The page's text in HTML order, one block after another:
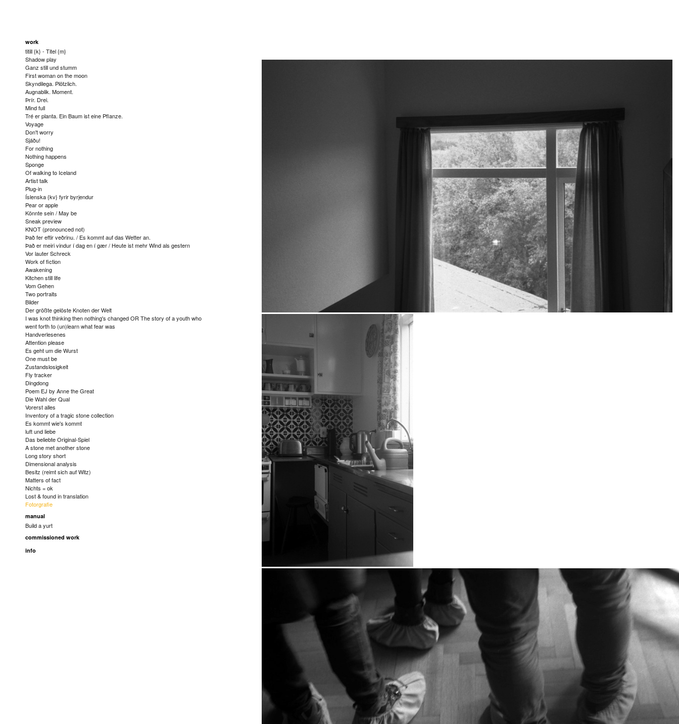
work
titill {k} - Titel {m}
Shadow play
Ganz still und stumm
First woman on the moon
Skyndilega. Plötzlich.
Augnablik. Moment.
Þrír. Drei.
Mind full
Tré er planta. Ein Baum ist eine Pflanze.
Voyage
Don't worry
Sjáðu!
For nothing
Nothing happens
Sponge
Of walking to Iceland
Artist talk
Plug-in
Íslenska {kv} fyrir byrjendur
Pear or apple
Könnte sein / May be
Sneak preview
KNOT (pronounced not)
Það fer eftir veðrinu. / Es kommt auf das Wetter an.
Það er meiri vindur í dag en í gær / Heute ist mehr Wind als gestern
Vor lauter Schreck
Work of fiction
Awakening
Kitchen still life
Vom Gehen
Two portraits
Bilder
Der größte gelöste Knoten der Welt
I was knot thinking then nothing's changed OR The story of a youth who
went forth to (un)learn what fear was
Handverlesenes
Attention please
Es geht um die Wurst
One must be
Zustandslosigkeit
Fly tracker
Dingdong
Poem EJ by Anne the Great
Die Wahl der Qual
Vorerst alles
Inventory of a tragic stone collection
Es kommt wie's kommt
luft und liebe
Das beliebte Original-Spiel
A stone met another stone
Long story short
Dimensional analysis
Besitz (reimt sich auf Witz)
Matters of fact
Nichts = ok
Lost & found in translation
Fotorgrafie
manual
Build a yurt
commissioned work
info